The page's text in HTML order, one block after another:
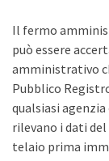
Il fermo
può essere
amministrativo
Pubblico
qualsiasi
rilevano i dati
telaio prima